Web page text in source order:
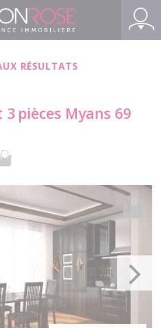
RÉSULTATS
3 pièces Myans 69
cookies